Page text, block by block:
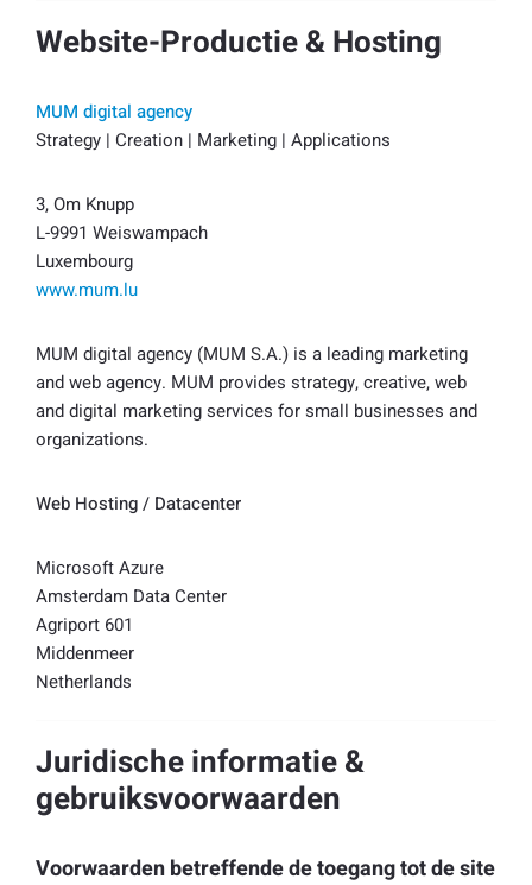
Website-Productie & Hosting
MUM digital agency
Strategy | Creation | Marketing | Applications
3, Om Knupp
L-9991 Weiswampach
Luxembourg
www.mum.lu
MUM digital agency (MUM S.A.) is a leading marketing
and web agency. MUM provides strategy, creative, web
and digital marketing services for small businesses and
organizations.
Web Hosting / Datacenter
Microsoft Azure
Amsterdam Data Center
Agriport 601
Middenmeer
Netherlands
Juridische informatie &
gebruiksvoorwaarden
Voorwaarden betreffende de toegang tot de site